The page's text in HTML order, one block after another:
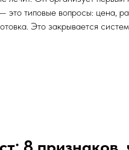
это типовые вопросы: цена,
Это закрывается